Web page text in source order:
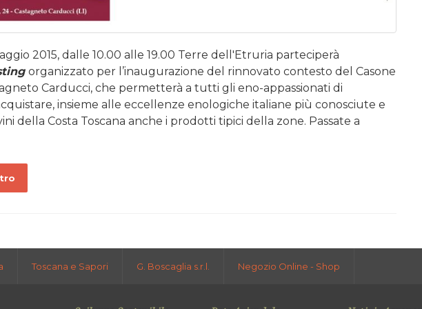
2015, dalle 10.00 alle 19.00 Terre dell'Etruria parteciperà
organizzato per l’inaugurazione del rinnovato contesto del Casone
Carducci, che permetterà a tutti gli eno-appassionati di
insieme alle eccellenze enologiche italiane più conosciute e
della Costa Toscana anche i prodotti tipici della zone. Passate a
Toscana e Sapori G. Boscaglia s.r.l. Negozio Online - Shop